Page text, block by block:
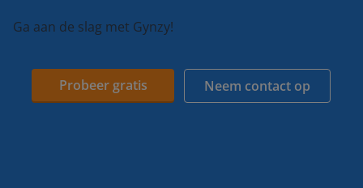
Ga aan de slag met Gynzy!
Probeer gratis Neem contact op